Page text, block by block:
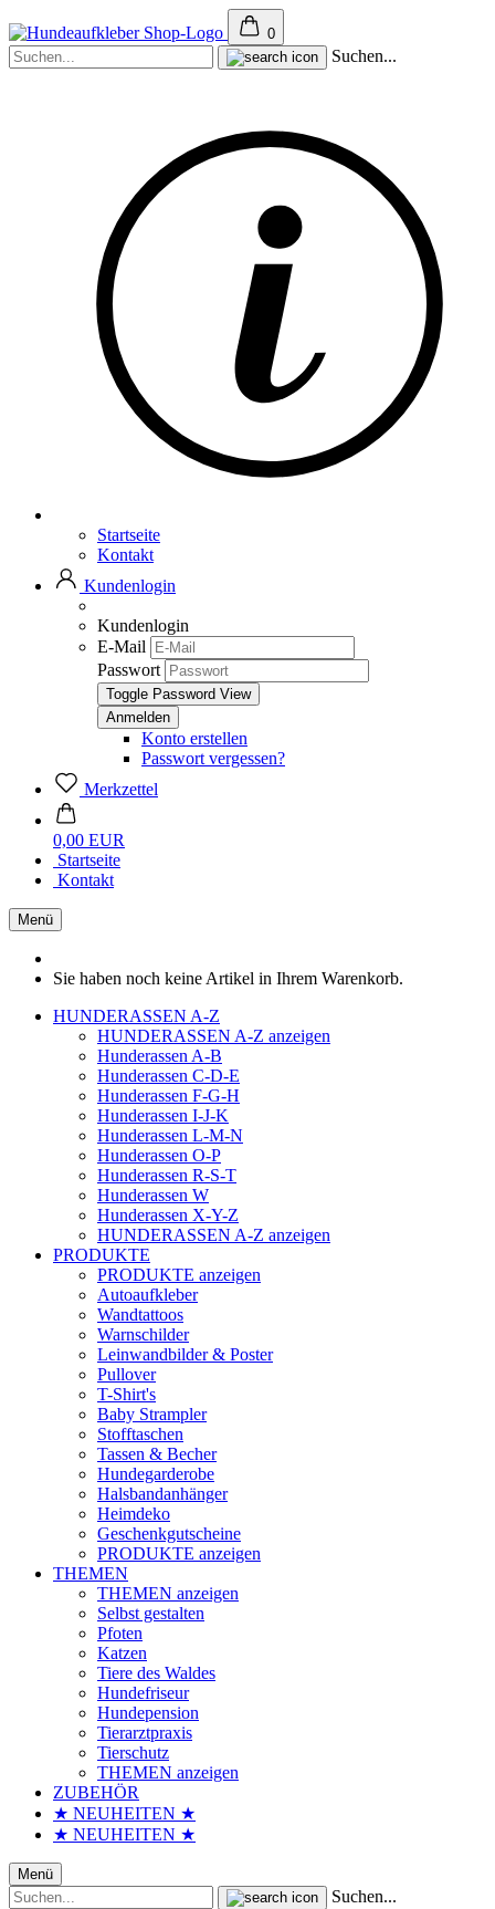
0
Suchen...
Startseite
Kontakt
Kundenlogin
Kundenlogin
E-Mail
Passwort
Toggle Password View
Konto erstellen
Passwort vergessen?
Merkzettel
0,00 EUR
Startseite
Kontakt
Menü
Sie haben noch keine Artikel in Ihrem Warenkorb.
HUNDERASSEN A-Z
HUNDERASSEN A-Z anzeigen
Hunderassen A-B
Hunderassen C-D-E
Hunderassen F-G-H
Hunderassen I-J-K
Hunderassen L-M-N
Hunderassen O-P
Hunderassen R-S-T
Hunderassen W
Hunderassen X-Y-Z
HUNDERASSEN A-Z anzeigen
PRODUKTE
PRODUKTE anzeigen
Autoaufkleber
Wandtattoos
Warnschilder
Leinwandbilder & Poster
Pullover
T-Shirt's
Baby Strampler
Stofftaschen
Tassen & Becher
Hundegarderobe
Halsbandanhänger
Heimdeko
Geschenkgutscheine
PRODUKTE anzeigen
THEMEN
THEMEN anzeigen
Selbst gestalten
Pfoten
Katzen
Tiere des Waldes
Hundefriseur
Hundepension
Tierarztpraxis
Tierschutz
THEMEN anzeigen
ZUBEHÖR
★ NEUHEITEN ★
★ NEUHEITEN ★
Menü
Suchen...